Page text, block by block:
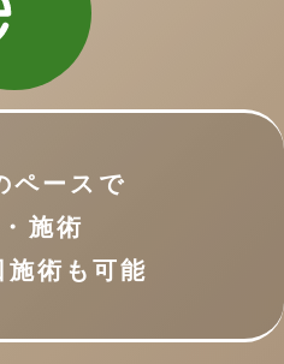
ペースで
施術
術も可能